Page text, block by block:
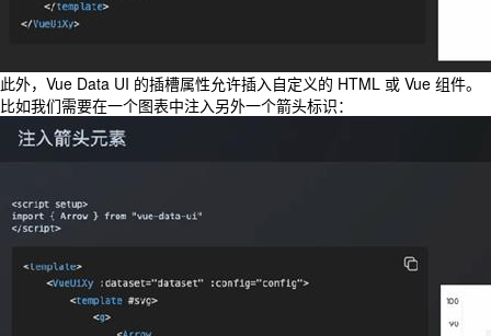
此外，Vue Data UI 的插槽属性允许插入自定义的 HTML 或 Vue 组件。
比如我们需要在一个图表中注入另外一个箭头标识：